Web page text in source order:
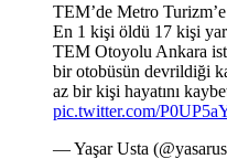
TEM’de Metro
En 1 kişi öldü 17 kişi
TEM Otoyolu Ankara
bir otobüsün devrildiği
az bir kişi hayatını
pic.twitter.com/
— Yaşar Usta